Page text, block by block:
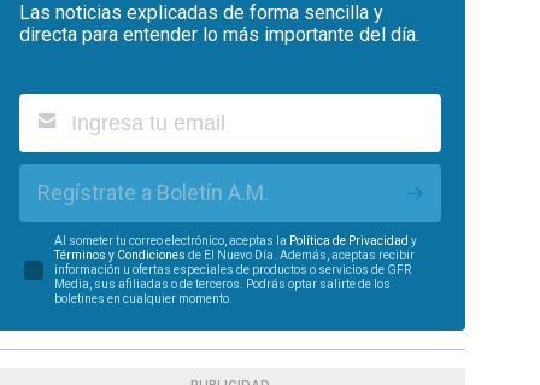
Las noticias explicadas de forma sencilla y
directa para entender lo más importante del día.
Regístrate a Boletín A.M.
Al someter tu correo electrónico, aceptas la Política de Privacidad y
Términos y Condiciones de El Nuevo Día. Además, aceptas recibir
información u ofertas especiales de productos o servicios de GFR
Media, sus afiliadas o de terceros. Podrás optar salirte de los
boletines en cualquier momento.